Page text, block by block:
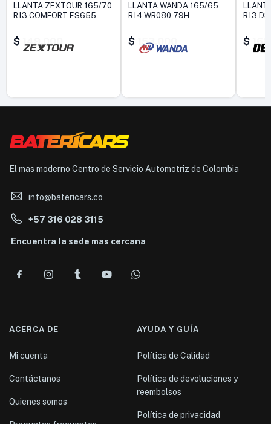
LLANTA ZEXTOUR 165/70
R13 COMFORT ES655
$
LLANTA WANDA 165/65
R14 WR080 79H
$ 153.000
R13
$
El mas moderno Centro de Servicio Automotriz de Colombia
info@batericars.co
+57 316 028 3115
Encuentra la sede mas cercana
ACERCA DE
Mi cuenta
Contáctanos
Quienes somos
AYUDA Y GUÍA
Política de Calidad
Política de devoluciones y
reembolsos
Política de privacidad